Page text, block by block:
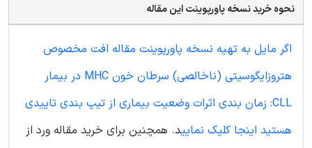
نحوه خرید نسخه پاورپوینت این مقاله
اگر مایل به تهیه نسخه پاورپوینت مقاله افت مخصوص
هتروزایگوسیتی (ناخالصی) سرطان خون MHC در بیمار
CLL: زمان بندی اثرات وضعیت بیماری از تیپ بندی تاییدی
هستید اینجا کلیک نمایید. همچنین برای خرید مقاله ورد از